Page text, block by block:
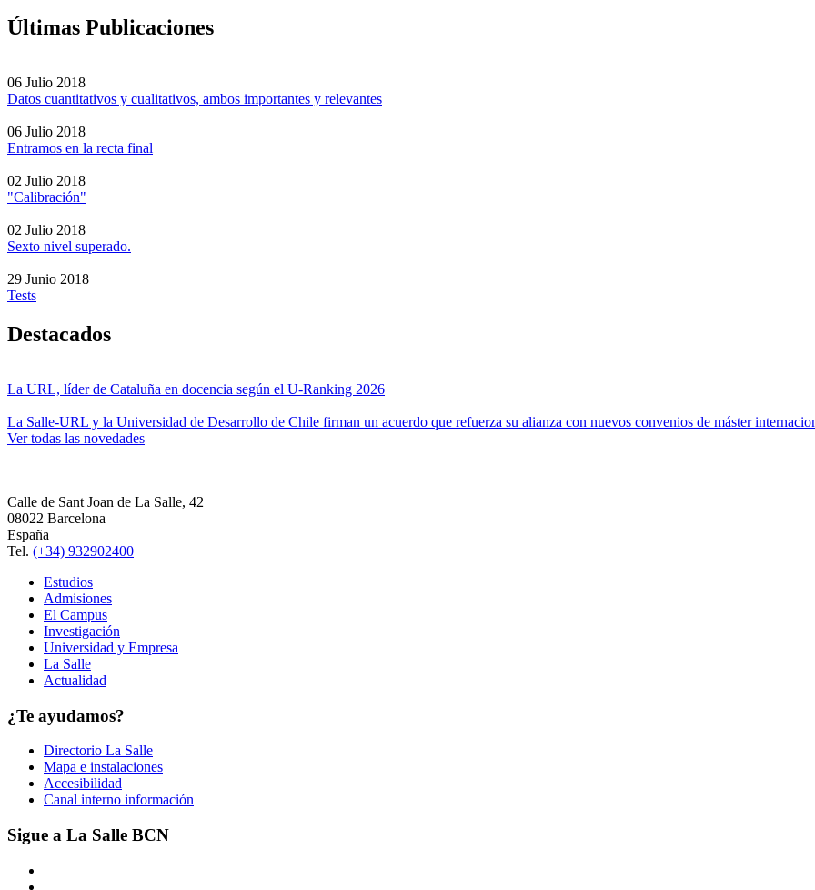
Últimas Publicaciones
06 Julio 2018
Datos cuantitativos y cualitativos, ambos importantes y relevantes
06 Julio 2018
Entramos en la recta final
02 Julio 2018
"Calibración"
02 Julio 2018
Sexto nivel superado.
29 Junio 2018
Tests
Destacados
La URL, líder de Cataluña en docencia según el U-Ranking 2026
La Salle-URL y la Universidad de Desarrollo de Chile firman un acuerdo que refuerza su alianza con nuevos convenios de máster
Ver todas las novedades
Calle de Sant Joan de La Salle, 42
08022 Barcelona
España
Tel. (+34) 932902400
Estudios
Admisiones
El Campus
Investigación
Universidad y Empresa
La Salle
Actualidad
¿Te ayudamos?
Directorio La Salle
Mapa e instalaciones
Accesibilidad
Canal interno información
Sigue a La Salle BCN